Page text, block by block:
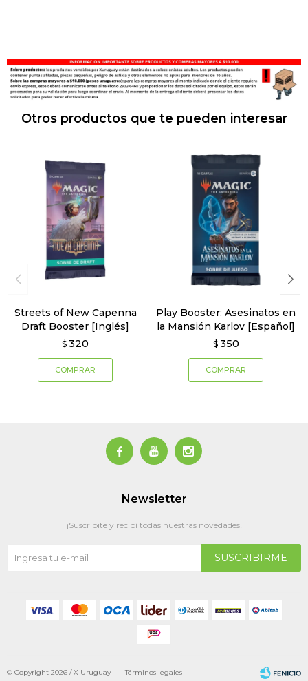
Otros productos que te pueden interesar
Streets of New Capenna
Draft Booster [Inglés]
$ 320
Play Booster: Asesinatos en
la Mansión Karlov [Español]
$ 350
  
Newsletter
¡Suscribite y recibí todas nuestras novedades!
SUSCRIBIRME
© Copyright 2026 / X Uruguay |Términos legales